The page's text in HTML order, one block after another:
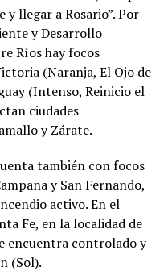
llegar a Rosario”. Por
y Desarrollo
Ríos hay focos
(Naranja, El Ojo de
(Intenso, Reinicio el
ciudades
y Zárate.
también con focos
y San Fernando,
activo. En el
Fe, en la localidad de
encuentra controlado y
(Sol).